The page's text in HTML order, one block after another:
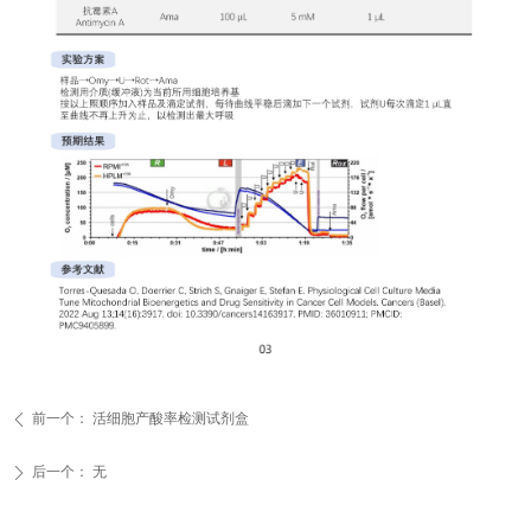
ꄴ 前一个： 活细胞产酸率检测试剂盒
ꄲ 后一个： 无